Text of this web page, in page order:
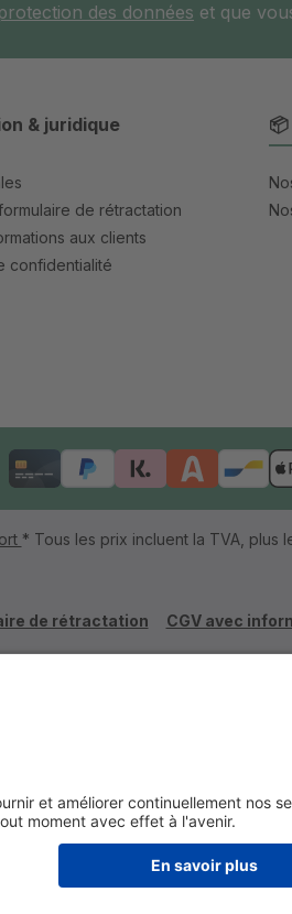
des données et que
& juridique
de rétractation
aux clients
confidentialité
* Tous les prix incluent la TVA, plus
de rétractation CGV avec
Réalisé par